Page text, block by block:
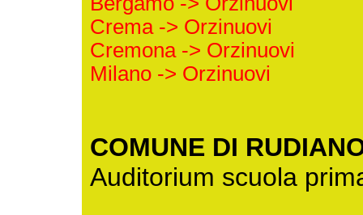
Crema -> Orzinuovi
Cremona -> Orzinuovi
Milano -> Orzinuovi
COMUNE DI
Auditorium scuola